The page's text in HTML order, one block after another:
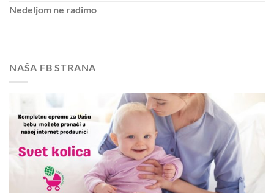
Nedeljom ne radimo
NAŠA FB STRANA